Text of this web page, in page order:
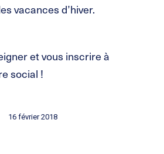
vacances d’hiver.
et vous inscrire à
social !
16 février 2018